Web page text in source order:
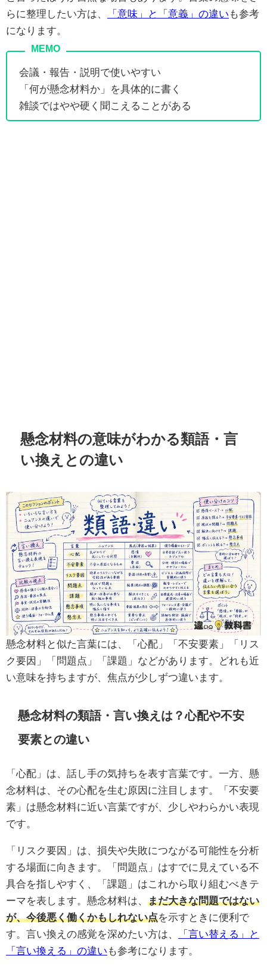
らに整理したい方は、
「意味」と「意義」の違い も参考
になります。
会議・報告・説明で使いやすい
「何が懸念材料か」を具体的に書く
雑談ではやや硬く聞こえることがある
懸念材料の意味がわかる類語・言
い換えとの違い
懸念材料と似た言葉には、「心配」「不安要素」「リス
ク要因」「問題点」「課題」などがあります。どれも近
い意味を持ちますが、焦点が少しずつ違います。
懸念材料の類語・言い換えは？心配や不安
要素との違い
「心配」は、話し手の気持ちを表す言葉です。一方、懸
念材料は、その心配を生む原因に注目します。「不安要
素」は懸念材料に近い言葉ですが、少しやわらかい表現
です。
「リスク要因」は、損失や失敗につながる可能性を分析
する場面に向きます。「問題点」はすでに見えている不
具合を指しやすく、「課題」はこれから取り組むべきテ
ーマを表します。懸念材料は、 まだ大きな問題ではない
が、今後悪く働くかもしれない点を示すときに便利で
す。言い換えの感覚を深めたい方は、
「言い替える」と
「言い換える」の違い も参考になります。